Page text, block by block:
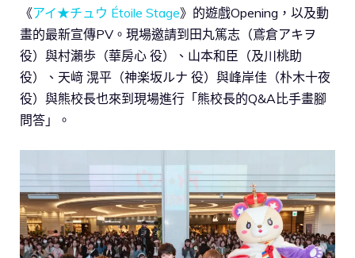
《アイ★チュウ Étoile Stage》的遊戲Opening，以及動
畫的最新宣傳PV。現場邀請到田丸篤志（鳶倉アキヲ
役）與村瀨歩（華房心 役）、山本和臣（及川桃助
役）、天﨑 滉平 （神楽坂ルナ 役）與峰岸佳（朴木十夜
役）與熊校長也來到現場進行「熊校長的Q&A比手畫腳
問答」。